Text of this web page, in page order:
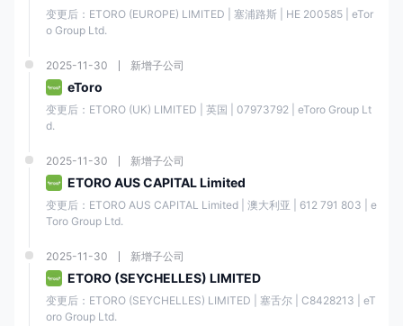
变更后：ETORO (EUROPE) LIMITED | 塞浦路斯 | ΗΕ 200585 | eTor
o Group Ltd.
2025-11-30 新增子公司
eToro
变更后：ETORO (UK) LIMITED | 英国 | 07973792 | eToro Group Lt
d.
2025-11-30 新增子公司
ETORO AUS CAPITAL Limited
变更后：ETORO AUS CAPITAL Limited | 澳大利亚 | 612 791 803 | e
Toro Group Ltd.
2025-11-30 新增子公司
ETORO (SEYCHELLES) LIMITED
变更后：ETORO (SEYCHELLES) LIMITED | 塞舌尔 | C8428213 | eT
oro Group Ltd.